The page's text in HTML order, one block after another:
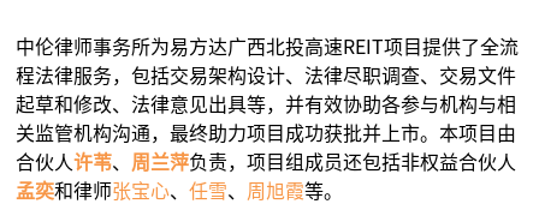
中伦律师事务所为易方达广西北投高速REIT项目提供了全流
程法律服务，包括交易架构设计、法律尽职调查、交易文件
起草和修改、法律意见出具等，并有效协助各参与机构与相
关监管机构沟通，最终助力项目成功获批并上市。本项目由
合伙人许苇、 周兰萍负责，项目组成员还包括非权益合伙人
孟奕和律师张宝心、任雪、 周旭霞等。